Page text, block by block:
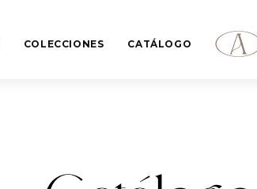
COLECCIONES CATÁLOGO